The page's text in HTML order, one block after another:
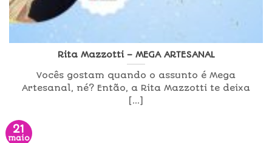
Rita Mazzotti – MEGA ARTESANAL
Vocês gostam quando o assunto é Mega
Artesanal, né? Então, a Rita Mazzotti te deixa
[...]
21
maio